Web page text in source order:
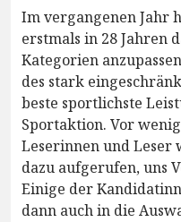
Im vergangenen Jahr
erstmals in 28 Jahren
Kategorien
des stark
beste sportlichste
Sportaktion. Vor
Leserinnen und Leser
dazu aufgerufen, uns
Einige der
dann auch in die